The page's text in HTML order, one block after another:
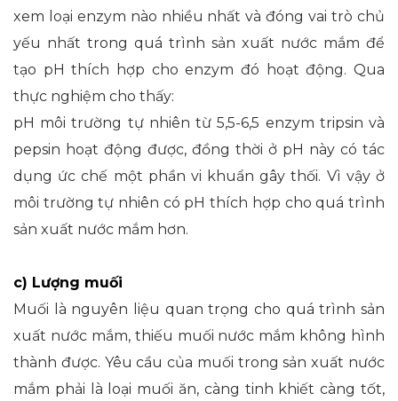
xem loại enzym nào nhiều nhất và đóng vai trò chủ
yếu nhất trong quá trình sản xuất nước mắm để
tạo pH thích hợp cho enzym đó hoạt động. Qua
thực nghiệm cho thấy:
pH môi trường tự nhiên từ 5,5-6,5 enzym tripsin và
pepsin hoạt động được, đồng thời ở pH này có tác
dụng ức chế một phần vi khuẩn gây thối. Vì vậy ở
môi trường tự nhiên có pH thích hợp cho quá trình
sản xuất nước mắm hơn.
c) Lượng muối
Muối là nguyên liệu quan trọng cho quá trình sản
xuất nước mắm, thiếu muối nước mắm không hình
thành được. Yêu cầu của muối trong sản xuất nước
mắm phải là loại muối ăn, càng tinh khiết càng tốt,